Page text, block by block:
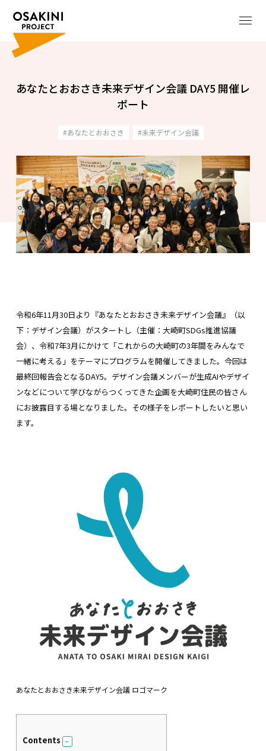
あなたとおおさき未来デザイン会議 DAY5 開催レ
ポート
あなたとおおさき 未来デザイン会議
令和6年11月30日より『あなたとおおさき未来デザイン会議』（以
下：デザイン会議）がスタートし（主催：大崎町SDGs推進協議
会）、令和7年3月にかけて「これからの大崎町の3年間をみんなで
一緒に考える」をテーマにプログラムを開催してきました。今回は
最終回報告会となるDAY5。デザイン会議メンバーが生成AIやデザイ
ンなどについて学びながらつくってきた企画を大崎町住民の皆さん
にお披露目する場となりました。その様子をレポートしたいと思い
ます。
あなたとおおさき未来デザイン会議 ロゴマーク
Contents